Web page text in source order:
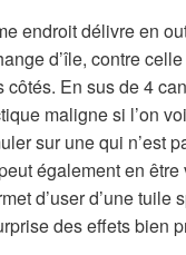
endroit délivre en
d’île, contre
côtés. En sus de 4
maligne si l’on
sur une qui n’est
également en être
d’user d’une tuile
des effets bien